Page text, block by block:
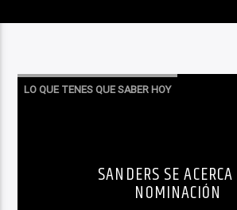
LO QUE TENES QUE SABER HOY
SANDERS SE
NOMINACIÓN